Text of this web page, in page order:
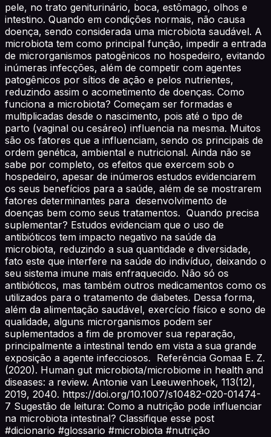
pele, no trato geniturinário, boca, estômago, olhos e
intestino. Quando em condições normais, não causa
doença, sendo considerada uma microbiota saudável. A
microbiota tem como principal função, impedir a entrada
de microrganismos patogênicos no hospedeiro, evitando
inúmeras infecções, além de competir com agentes
patogênicos por sítios de ação e pelos nutrientes,
reduzindo assim o acometimento de doenças. Como
funciona a microbiota? Começam ser formadas e
multiplicadas desde o nascimento, pois até o tipo de
parto (vaginal ou cesáreo) influencia na mesma. Muitos
são os fatores que a influenciam, sendo os principais de
ordem genética, ambiental e nutricional. Ainda não se
sabe por completo, os efeitos que exercem sob o
hospedeiro, apesar de inúmeros estudos evidenciarem
os seus benefícios para a saúde, além de se mostrarem
fatores determinantes para desenvolvimento de
doenças bem como seus tratamentos. Quando precisa
suplementar? Estudos evidenciam que o uso de
antibióticos tem impacto negativo na saúde da
microbiota, reduzindo a sua quantidade e diversidade,
fato este que interfere na saúde do indivíduo, deixando o
seu sistema imune mais enfraquecido. Não só os
antibióticos, mas também outros medicamentos como os
utilizados para o tratamento de diabetes. Dessa forma,
além da alimentação saudável, exercício físico e sono de
qualidade, alguns microrganismos podem ser
suplementados a fim de promover sua reparação,
principalmente a intestinal tendo em vista a sua grande
exposição a agente infecciosos. Referência Gomaa E. Z.
(2020). Human gut microbiota/microbiome in health and
diseases: a review. Antonie van Leeuwenhoek, 113(12),
2019, 2040. https://doi.org/10.1007/s10482-020-01474-
7 Sugestão de leitura: Como a nutrição pode influenciar
na microbiota intestinal? Classifique esse post
#dicionario #glossario #microbiota #nutrição